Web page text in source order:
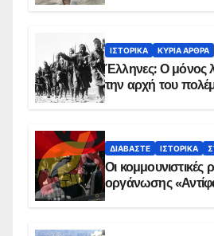
ΙΣΤΟΡΙΚΆ ΚΥΡΙΑ ΑΡΘΡΑ
Έλληνες: Ο μόνος
την αρχή του
ΔΙΑΒΆΣΤΕ ΙΣΤΟΡΙΚΆ
Οι κομμουνιστικές
οργάνωσης